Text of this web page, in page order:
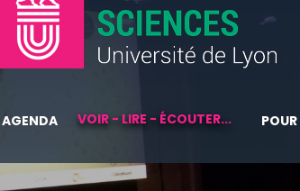
AGENDA VOIR - LIRE - ÉCOUTER...